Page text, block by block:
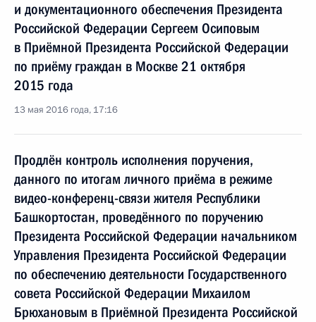
и документационного обеспечения Президента
Российской Федерации Сергеем Осиповым
в Приёмной Президента Российской Федерации
по приёму граждан в Москве 21 октября
2015 года
13 мая 2016 года, 17:16
Продлён контроль исполнения поручения,
данного по итогам личного приёма в режиме
видео-конференц-связи жителя Республики
Башкортостан, проведённого по поручению
Президента Российской Федерации начальником
Управления Президента Российской Федерации
по обеспечению деятельности Государственного
совета Российской Федерации Михаилом
Брюхановым в Приёмной Президента Российской